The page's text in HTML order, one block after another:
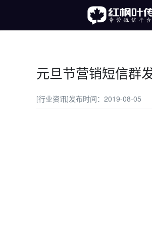
元旦节营销短信群
[行业资讯]发布时间：2019-08-05